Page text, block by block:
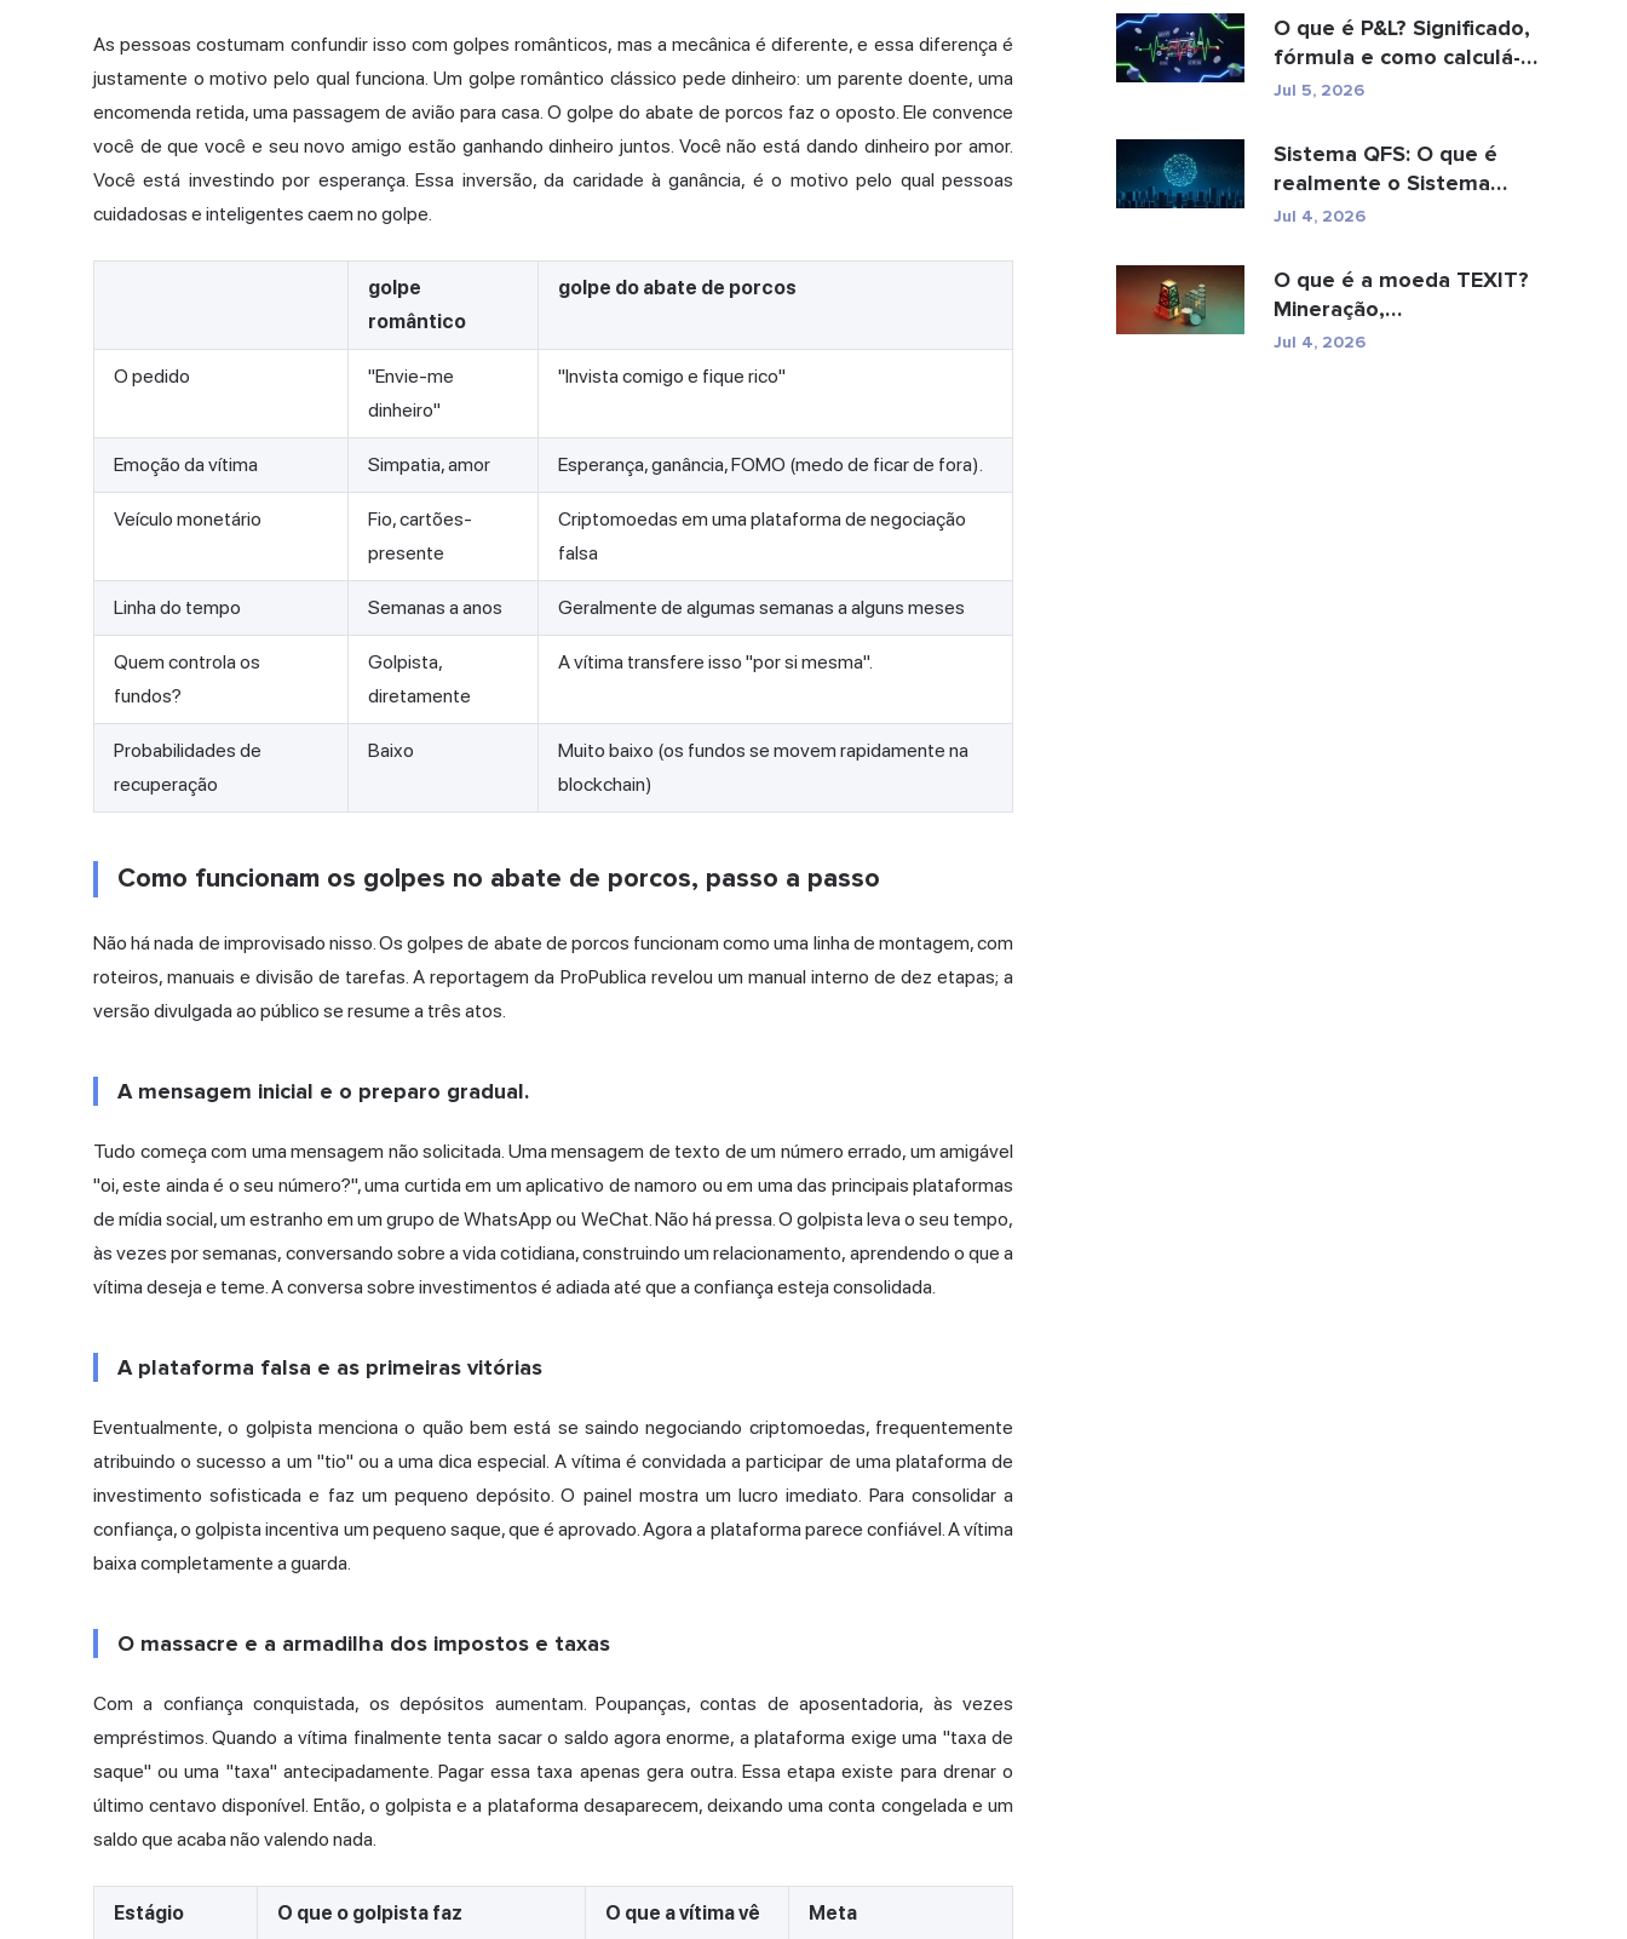
As pessoas costumam confundir isso com golpes românticos, mas a mecânica é diferente, e essa diferença é
justamente o motivo pelo qual funciona. Um golpe romântico clássico pede dinheiro: um parente doente, uma
encomenda retida, uma passagem de avião para casa. O golpe do abate de porcos faz o oposto. Ele convence
você de que você e seu novo amigo estão ganhando dinheiro juntos. Você não está dando dinheiro por amor.
Você está investindo por esperança. Essa inversão, da caridade à ganância, é o motivo pelo qual pessoas
cuidadosas e inteligentes caem no golpe.
golpe
romântico
golpe do abate de porcos
O pedido
"Envie-me
dinheiro"
"Invista comigo e fique rico"
Emoção da vítima Simpatia, amor Esperança, ganância, FOMO (medo de ficar de fora).
Veículo monetário
Fio, cartões-
presente
Criptomoedas em uma plataforma de negociação
falsa
Linha do tempo Semanas a anos Geralmente de algumas semanas a alguns meses
Quem controla os
fundos?
Golpista,
diretamente
A vítima transfere isso "por si mesma".
Probabilidades de
recuperação
Baixo
Muito baixo (os fundos se movem rapidamente na
blockchain)
Como funcionam os golpes no abate de porcos, passo a passo
Não há nada de improvisado nisso.Os golpes de abate de porcos funcionam como uma linha de montagem, com
roteiros, manuais e divisão de tarefas. A reportagem da ProPublica revelou um manual interno de dez etapas; a
versão divulgada ao público se resume a três atos.
A mensagem inicial e o preparo gradual.
Tudo começa com uma mensagem não solicitada. Uma mensagem de texto de um número errado, um amigável
"oi, este ainda é o seu número?", uma curtida em um aplicativo de namoro ou em uma das principais plataformas
de mídia social, um estranho em um grupo de WhatsApp ou WeChat. Não há pressa. O golpista leva o seu tempo,
às vezes por semanas, conversando sobre a vida cotidiana, construindo um relacionamento, aprendendo o que a
vítima deseja e teme. A conversa sobre investimentos é adiada até que a confiança esteja consolidada.
A plataforma falsa e as primeiras vitórias
Eventualmente, o golpista menciona o quão bem está se saindo negociando criptomoedas, frequentemente
atribuindo o sucesso a um "tio" ou a uma dica especial. A vítima é convidada a participar de uma plataforma de
investimento sofisticada e faz um pequeno depósito. O painel mostra um lucro imediato. Para consolidar a
confiança, o golpista incentiva um pequeno saque, que é aprovado. Agora a plataforma parece confiável. A vítima
baixa completamente a guarda.
O massacre e a armadilha dos impostos e taxas
Com a confiança conquistada, os depósitos aumentam. Poupanças, contas de aposentadoria, às vezes
empréstimos. Quando a vítima finalmente tenta sacar o saldo agora enorme, a plataforma exige uma "taxa de
saque" ou uma "taxa" antecipadamente. Pagar essa taxa apenas gera outra. Essa etapa existe para drenar o
último centavo disponível. Então, o golpista e a plataforma desaparecem, deixando uma conta congelada e um
saldo que acaba não valendo nada.
Estágio O que o golpista faz O que a vítima vê Meta
O que é P&L? Significado,
fórmula e como calculá-
lo.
Jul 5, 2026
Sistema QFS: O que é
realmente o Sistema
Financeiro Quântico (20...
Jul 4, 2026
O que é a moeda TEXIT?
Mineração,
especificações e riscos
Jul 4, 2026